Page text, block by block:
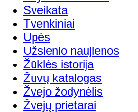
Sveikata
Tvenkiniai
Upės
Užsienio naujienos
Žūklės istorija
Žuvų katalogas
Žvejo žodynėlis
Žvejų prietarai